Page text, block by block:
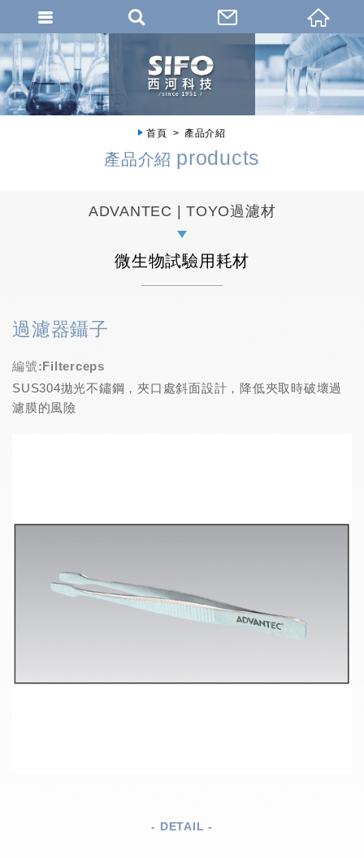
首頁 產品介紹
產品介紹 products
ADVANTEC | TOYO過濾材
微生物試驗用耗材
過濾器鑷子
編號:Filterceps
SUS304拋光不鏽鋼，夾口處斜面設計，降低夾取時破壞過
濾膜的風險
- DETAIL -